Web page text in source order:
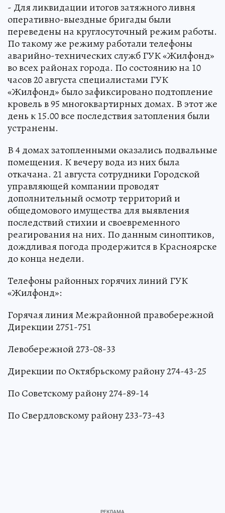
- Для ликвидации итогов затяжного ливня
оперативно-выездные бригады были
переведены на круглосуточный режим работы.
По такому же режиму работали телефоны
аварийно-технических служб ГУК «Жилфонд»
во всех районах города. По состоянию на 10
часов 20 августа специалистами ГУК
«Жилфонд» было зафиксировано подтопление
кровель в 95 многоквартирных домах. В этот же
день к 15.00 все последствия затопления были
устранены.
В 4 домах затопленными оказались подвальные
помещения. К вечеру вода из них была
откачана. 21 августа сотрудники Городской
управляющей компании проводят
дополнительный осмотр территорий и
общедомового имущества для выявления
последствий стихии и своевременного
реагирования на них. По данным синоптиков,
дождливая погода продержится в Красноярске
до конца недели.
Телефоны районных горячих линий ГУК
«Жилфонд»:
Горячая линия Межрайонной правобережной
Дирекции 2751-751
Левобережной 273-08-33
Дирекции по Октябрьскому району 274-43-25
По Советскому району 274-89-14
По Свердловскому району 233-73-43